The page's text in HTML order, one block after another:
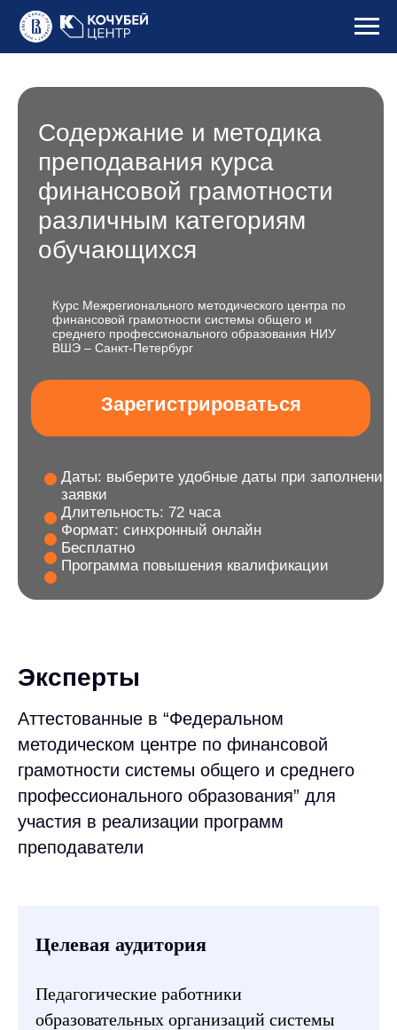
Содержание и методика
финансовой грамотности
различным категориям
обучающихся
Курс Межрегионального методического центра по
финансовой грамотности системы общего и
ВШЭ – Санкт-Петербург
Даты: выберите удобные даты при заполнении
заявки
Формат: синхронный онлайн
Программа повышения квалификации
Эксперты
Аттестованные в “Федеральном
методическом центре по финансовой
грамотности системы общего и среднего
профессионального образования” для
участия в реализации программ
преподаватели
Целевая аудитория
Педагогические работники
образовательных организаций системы